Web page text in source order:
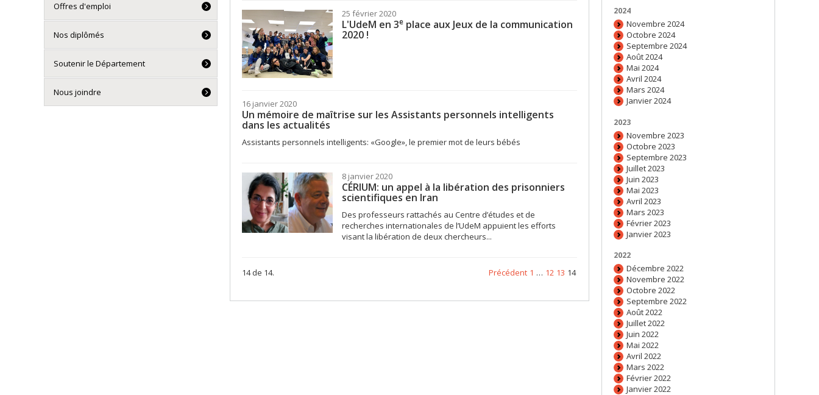
25 février 2020
L'UdeM en 3eplace aux Jeux de la communication
2020 !
16 janvier 2020
Un mémoire de maîtrise sur les Assistants personnels intelligents
dans les actualités
Assistants personnels intelligents: «Google», le premier mot de leurs bébés
8 janvier 2020
CÉRIUM: un appel à la libération des prisonniers
scientifiques en Iran
Des professeurs rattachés au Centre d’études et de
recherches internationales de l’UdeM appuient les efforts
visant la libération de deux chercheurs...
14 de 14. Précédent 1 … 12 13 14
2024
Novembre 2024
Octobre 2024
Septembre 2024
Août 2024
Mai 2024
Avril 2024
Mars 2024
Janvier 2024
2023
Novembre 2023
Octobre 2023
Septembre 2023
Juillet 2023
Juin 2023
Mai 2023
Avril 2023
Mars 2023
Février 2023
Janvier 2023
2022
Décembre 2022
Novembre 2022
Octobre 2022
Septembre 2022
Août 2022
Juillet 2022
Juin 2022
Mai 2022
Avril 2022
Mars 2022
Février 2022
Janvier 2022
Offres d'emploi
Nos diplômés
Soutenir le Département
Nous joindre